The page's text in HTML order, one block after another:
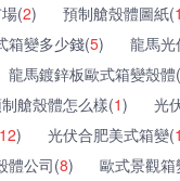
(2) 預制艙殼體圖紙(
箱變多少錢(5)
龍馬
龍馬鍍鋅板歐式箱變殼體(
艙殼體怎么樣(1)
光
12) 光伏合肥美式箱變(
體公司(8)
歐式景觀